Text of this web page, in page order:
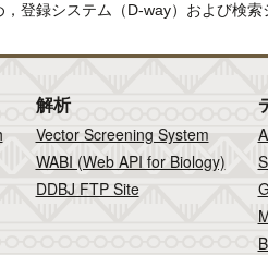
登録システム（D-way）および検
解析
Vector Screening System
WABI (Web API for Biology)
DDBJ FTP Site